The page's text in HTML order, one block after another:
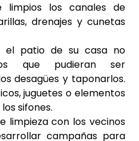
limpios los canales de
drenajes y cunetas
el patio de su casa no
que pudieran ser
desagües y taponarlos.
juguetes o elementos
sifones.
limpieza con los vecinos
campañas para